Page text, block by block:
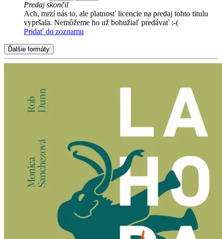
Predaj skončil
Ach, mrzí nás to, ale platnosť licencie na predaj tohto titulu
vypršala. Nemôžeme ho už bohužiaľ predávať :-(
Pridať do zoznamu
Ďalšie formáty